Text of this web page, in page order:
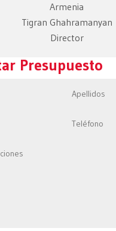
Armenia
Tigran Ghahramanyan
Director
Presupuesto